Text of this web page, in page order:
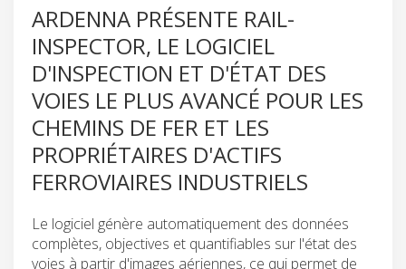
ARDENNA PRÉSENTE RAIL-
INSPECTOR, LE LOGICIEL
D'INSPECTION ET D'ÉTAT DES
VOIES LE PLUS AVANCÉ POUR LES
CHEMINS DE FER ET LES
PROPRIÉTAIRES D'ACTIFS
FERROVIAIRES INDUSTRIELS
Le logiciel génère automatiquement des données
complètes, objectives et quantifiables sur l'état des
voies à partir d'images aériennes, ce qui permet de